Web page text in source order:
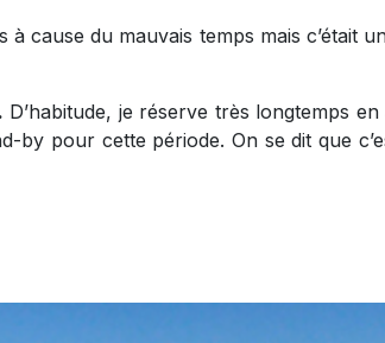
cause du mauvais temps mais c’était
D’habitude, je réserve très longtemps
by pour cette période. On se dit que